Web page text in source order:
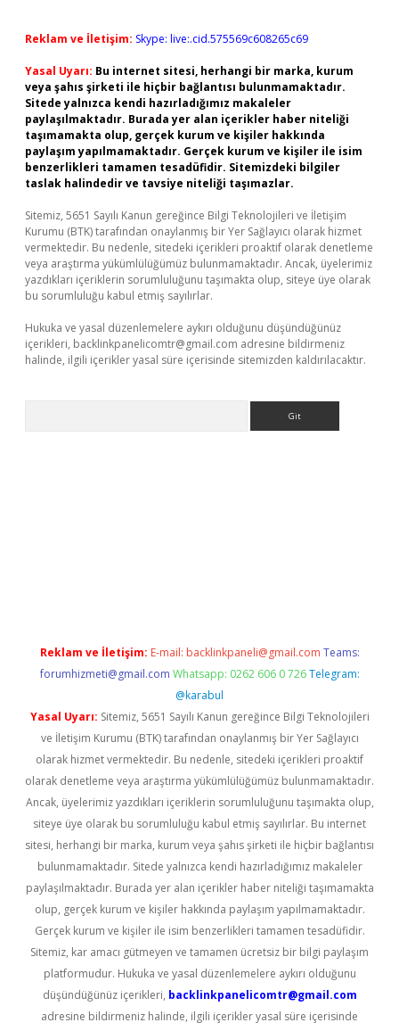
Reklam ve İletişim: Skype: live:.cid.575569c608265c69
Yasal Uyarı: Bu internet sitesi, herhangi bir marka, kurum
veya şahıs şirketi ile hiçbir bağlantısı bulunmamaktadır.
Sitede yalnızca kendi hazırladığımız makaleler
paylaşılmaktadır. Burada yer alan içerikler haber niteliği
taşımamakta olup, gerçek kurum ve kişiler hakkında
paylaşım yapılmamaktadır. Gerçek kurum ve kişiler ile isim
benzerlikleri tamamen tesadüfidir. Sitemizdeki bilgiler
taslak halindedir ve tavsiye niteliği taşımazlar.
Sitemiz, 5651 Sayılı Kanun gereğince Bilgi Teknolojileri ve İletişim
Kurumu (BTK) tarafından onaylanmış bir Yer Sağlayıcı olarak hizmet
vermektedir. Bu nedenle, sitedeki içerikleri proaktif olarak denetleme
veya araştırma yükümlülüğümüz bulunmamaktadır. Ancak, üyelerimiz
yazdıkları içeriklerin sorumluluğunu taşımakta olup, siteye üye olarak
bu sorumluluğu kabul etmiş sayılırlar.
Hukuka ve yasal düzenlemelere aykırı olduğunu düşündüğünüz
içerikleri, backlinkpanelicomtr@gmail.com adresine bildirmeniz
halinde, ilgili içerikler yasal süre içerisinde sitemizden kaldırılacaktır.
Reklam ve İletişim: E-mail: backlinkpaneli@gmail.com Teams:
forumhizmeti@gmail.com Whatsapp: 0262 606 0 726 Telegram:
@karabul
Yasal Uyarı: Sitemiz, 5651 Sayılı Kanun gereğince Bilgi Teknolojileri
ve İletişim Kurumu (BTK) tarafından onaylanmış bir Yer Sağlayıcı
olarak hizmet vermektedir. Bu nedenle, sitedeki içerikleri proaktif
olarak denetleme veya araştırma yükümlülüğümüz bulunmamaktadır.
Ancak, üyelerimiz yazdıkları içeriklerin sorumluluğunu taşımakta olup,
siteye üye olarak bu sorumluluğu kabul etmiş sayılırlar. Bu internet
sitesi, herhangi bir marka, kurum veya şahıs şirketi ile hiçbir bağlantısı
bulunmamaktadır. Sitede yalnızca kendi hazırladığımız makaleler
paylaşılmaktadır. Burada yer alan içerikler haber niteliği taşımamakta
olup, gerçek kurum ve kişiler hakkında paylaşım yapılmamaktadır.
Gerçek kurum ve kişiler ile isim benzerlikleri tamamen tesadüfidir.
Sitemiz, kar amacı gütmeyen ve tamamen ücretsiz bir bilgi paylaşım
platformudur. Hukuka ve yasal düzenlemelere aykırı olduğunu
düşündüğünüz içerikleri, backlinkpanelicomtr@gmail.com
adresine bildirmeniz halinde, ilgili içerikler yasal süre içerisinde